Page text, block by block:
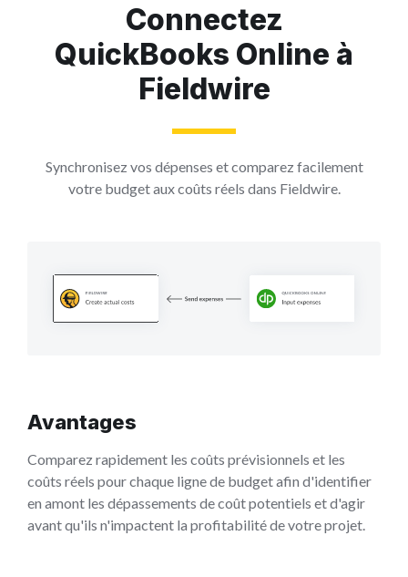
Connectez
QuickBooks Online à
Fieldwire
Synchronisez vos dépenses et comparez facilement
votre budget aux coûts réels dans Fieldwire.
Avantages
Comparez rapidement les coûts prévisionnels et les
coûts réels pour chaque ligne de budget afin d'identifier
en amont les dépassements de coût potentiels et d'agir
avant qu'ils n'impactent la profitabilité de votre projet.